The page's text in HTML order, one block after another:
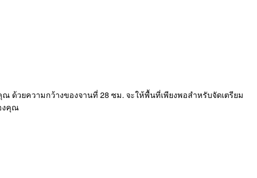
ด้วยความกว้างของจานที่ 28 ซม. จะให้พื้นที่เพียงพอสำหรับจัดเตรียม
งคุณ